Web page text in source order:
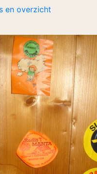
en overzicht